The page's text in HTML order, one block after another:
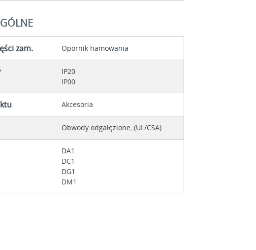
zam. Opornik hamowania
IP20
IP00
Akcesoria
Obwody odgałęzione, (UL/CSA)
DA1
DC1
DG1
DM1